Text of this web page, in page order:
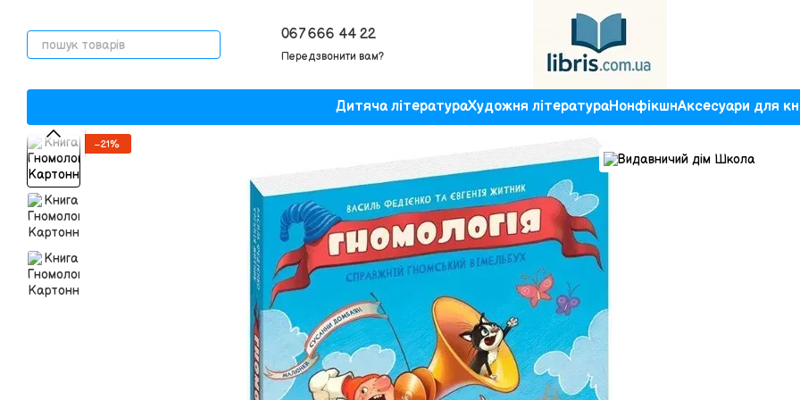
067 666 44 22
Передзвонити вам?
Дитяча літератураХудожня літератураНонфікшнАксесуари для
−21%